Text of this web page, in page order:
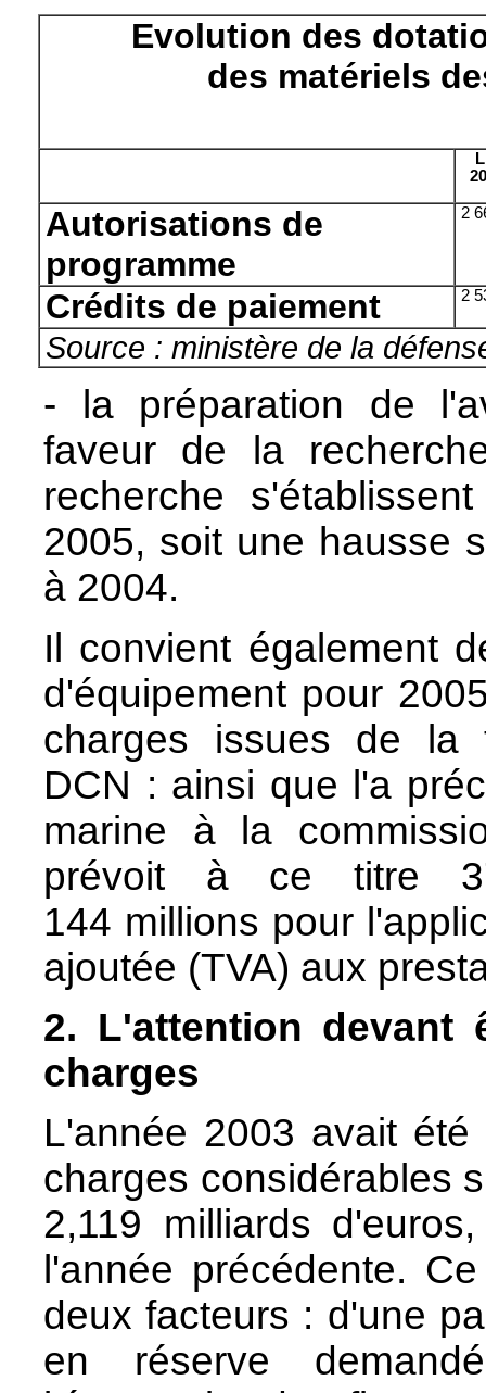
Evolution des
des matériels
Autorisations de
programme
2
Crédits de paiement 2
Source : ministère de la
- la préparation de
faveur de la
recherche
2005, soit une hausse
à 2004.
Il convient également
d'équipement pour
charges issues de la
DCN : ainsi que l'a
marine à la
prévoit à ce titre
144 millions pour
ajoutée (TVA) aux
2. L'attention devant
charges
L'année 2003 avait
charges considérables
2,119 milliards
l'année précédente.
deux facteurs : d'une
en réserve